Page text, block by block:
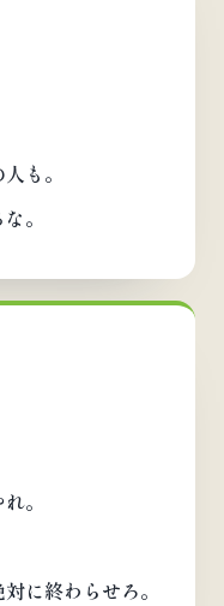
も。
。
。
に終わらせろ。